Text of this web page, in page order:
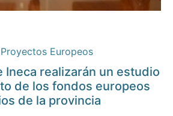
Proyectos Europeos
Ineca realizarán un estudio
de los fondos europeos
de la provincia